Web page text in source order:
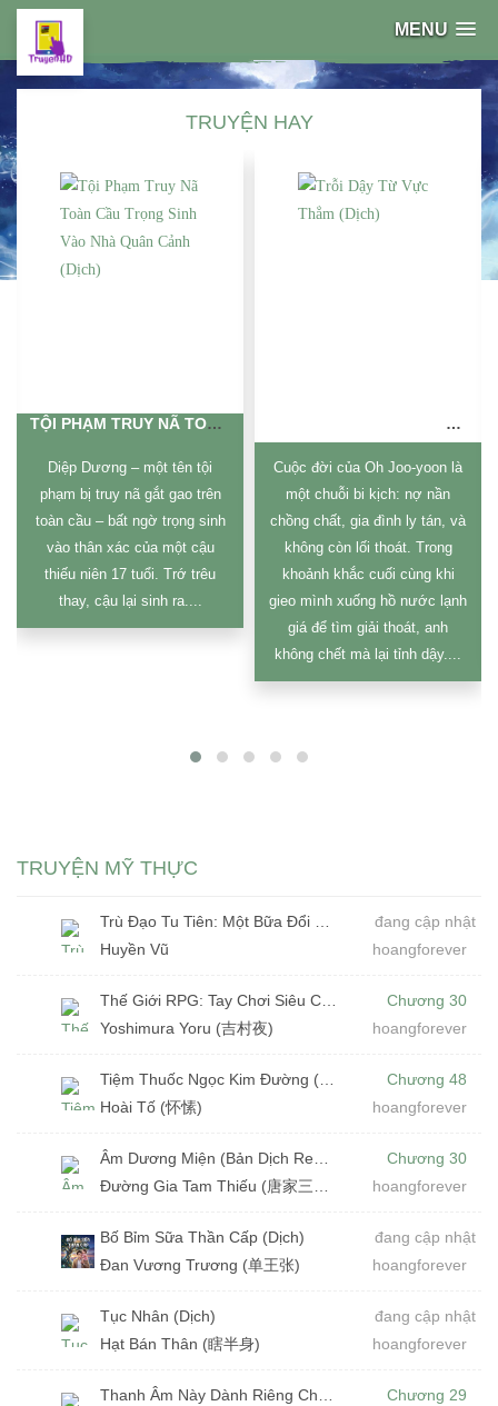
MENU
TRUYỆN HAY
TỘI PHẠM TRUY NÃ TOÀN CẦU TRỌNG SINH VÀO NHÀ QUÂN CẢNH (DỊCH)
Diệp Dương – một tên tội
phạm bị truy nã gắt gao trên
toàn cầu – bất ngờ trọng sinh
vào thân xác của một cậu
thiếu niên 17 tuổi. Trớ trêu
thay, cậu lại sinh ra....
TRỖI DẬY TỪ VỰC THẲM (DỊCH)
Cuộc đời của Oh Joo-yoon là
một chuỗi bi kịch: nợ nần
chồng chất, gia đình ly tán, và
không còn lối thoát. Trong
khoảnh khắc cuối cùng khi
gieo mình xuống hồ nước lạnh
giá để tìm giải thoát, anh
không chết mà lại tỉnh dậy....
TRUYỆN MỸ THỰC
Huyền Vũ
đang cập nhật
hoangforever
Yoshimura Yoru (吉村夜)
Chương 30
hoangforever
Hoài Tố (怀愫)
Chương 48
hoangforever
Chương 30
hoangforever
Bố Bỉm Sữa Thần Cấp (Dịch)
Đan Vương Trương (单王张)
đang cập nhật
hoangforever
Tục Nhân (Dịch)
Hạt Bán Thân (瞎半身)
đang cập nhật
hoangforever
Chương 29